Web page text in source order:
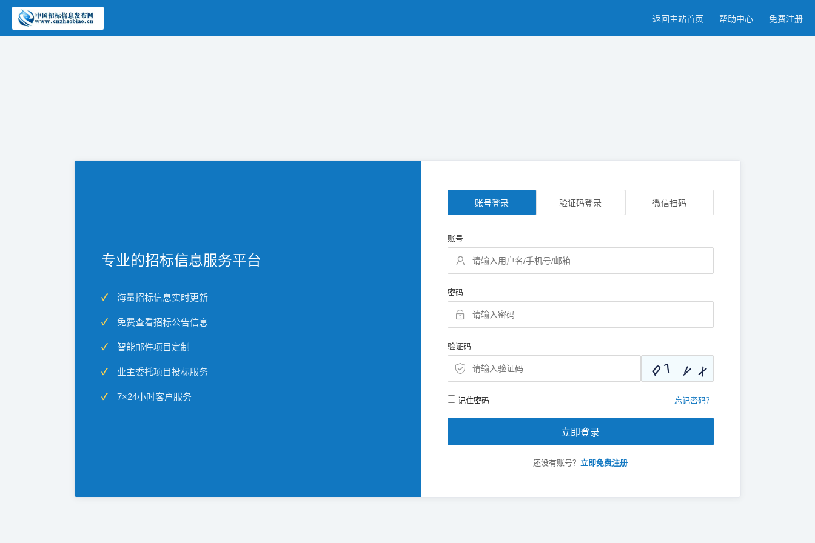
返回主站首页 帮助中心 免费注册
专业的招标信息服务平台
海量招标信息实时更新
免费查看招标公告信息
智能邮件项目定制
业主委托项目投标服务
7×24小时客户服务
账号登录 验证码登录 微信扫码
账号
密码
验证码
记住密码 忘记密码？
立即登录
还没有账号？ 立即免费注册